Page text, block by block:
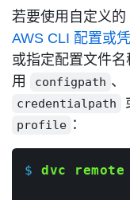
若要使用自定义的
AWS CLI 配置或
或指定配置文件
用
configpath 、
credentialpath
profile ：
$ dvc remote